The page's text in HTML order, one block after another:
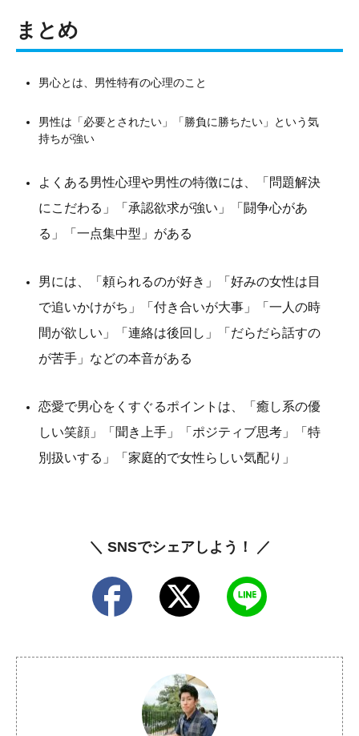
まとめ
男心とは、男性特有の心理のこと
男性は「必要とされたい」「勝負に勝ちたい」という気
持ちが強い
よくある男性心理や男性の特徴には、「問題解決
にこだわる」「承認欲求が強い」「闘争心があ
る」「一点集中型」がある
男には、「頼られるのが好き」「好みの女性は目
で追いかけがち」「付き合いが大事」「一人の時
間が欲しい」「連絡は後回し」「だらだら話すの
が苦手」などの本音がある
恋愛で男心をくすぐるポイントは、「癒し系の優
しい笑顔」「聞き上手」「ポジティブ思考」「特
別扱いする」「家庭的で女性らしい気配り」
＼ SNSでシェアしよう！ ／